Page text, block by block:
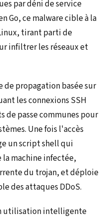
par déni de service
Go, ce malware cible à la
tirant parti de
infiltrer les réseaux et
propagation basée sur
les connexions SSH
de passe communes pour
Une fois l'accès
un script shell qui
machine infectée,
du trojan, et déploie
des attaques DDoS.
utilisation intelligente